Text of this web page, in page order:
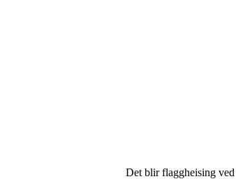
Det blir flaggheising